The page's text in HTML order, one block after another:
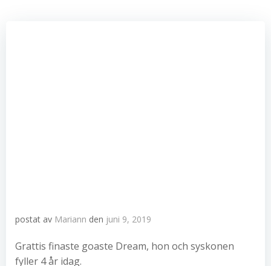
postat av Mariann den juni 9, 2019
Grattis finaste goaste Dream, hon och syskonen
fyller 4 år idag.